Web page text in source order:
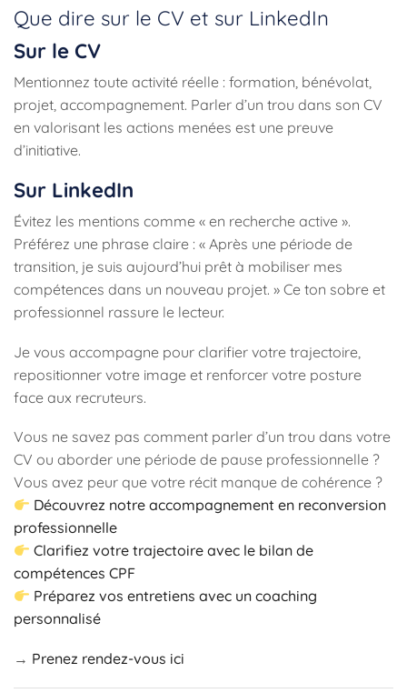
Que dire sur le CV et sur LinkedIn
Sur le CV
Mentionnez toute activité réelle : formation, bénévolat,
projet, accompagnement. Parler d’un trou dans son CV
en valorisant les actions menées est une preuve
d’initiative.
Sur LinkedIn
Évitez les mentions comme « en recherche active ».
Préférez une phrase claire : « Après une période de
transition, je suis aujourd’hui prêt à mobiliser mes
compétences dans un nouveau projet. » Ce ton sobre et
professionnel rassure le lecteur.
Je vous accompagne pour clarifier votre trajectoire,
repositionner votre image et renforcer votre posture
face aux recruteurs.
Vous ne savez pas comment parler d’un trou dans votre
CV ou aborder une période de pause professionnelle ?
Vous avez peur que votre récit manque de cohérence ?
Découvrez notre accompagnement en reconversion
professionnelle
Clarifiez votre trajectoire avec le bilan de
compétences CPF
Préparez vos entretiens avec un coaching
personnalisé
→ Prenez rendez-vous ici